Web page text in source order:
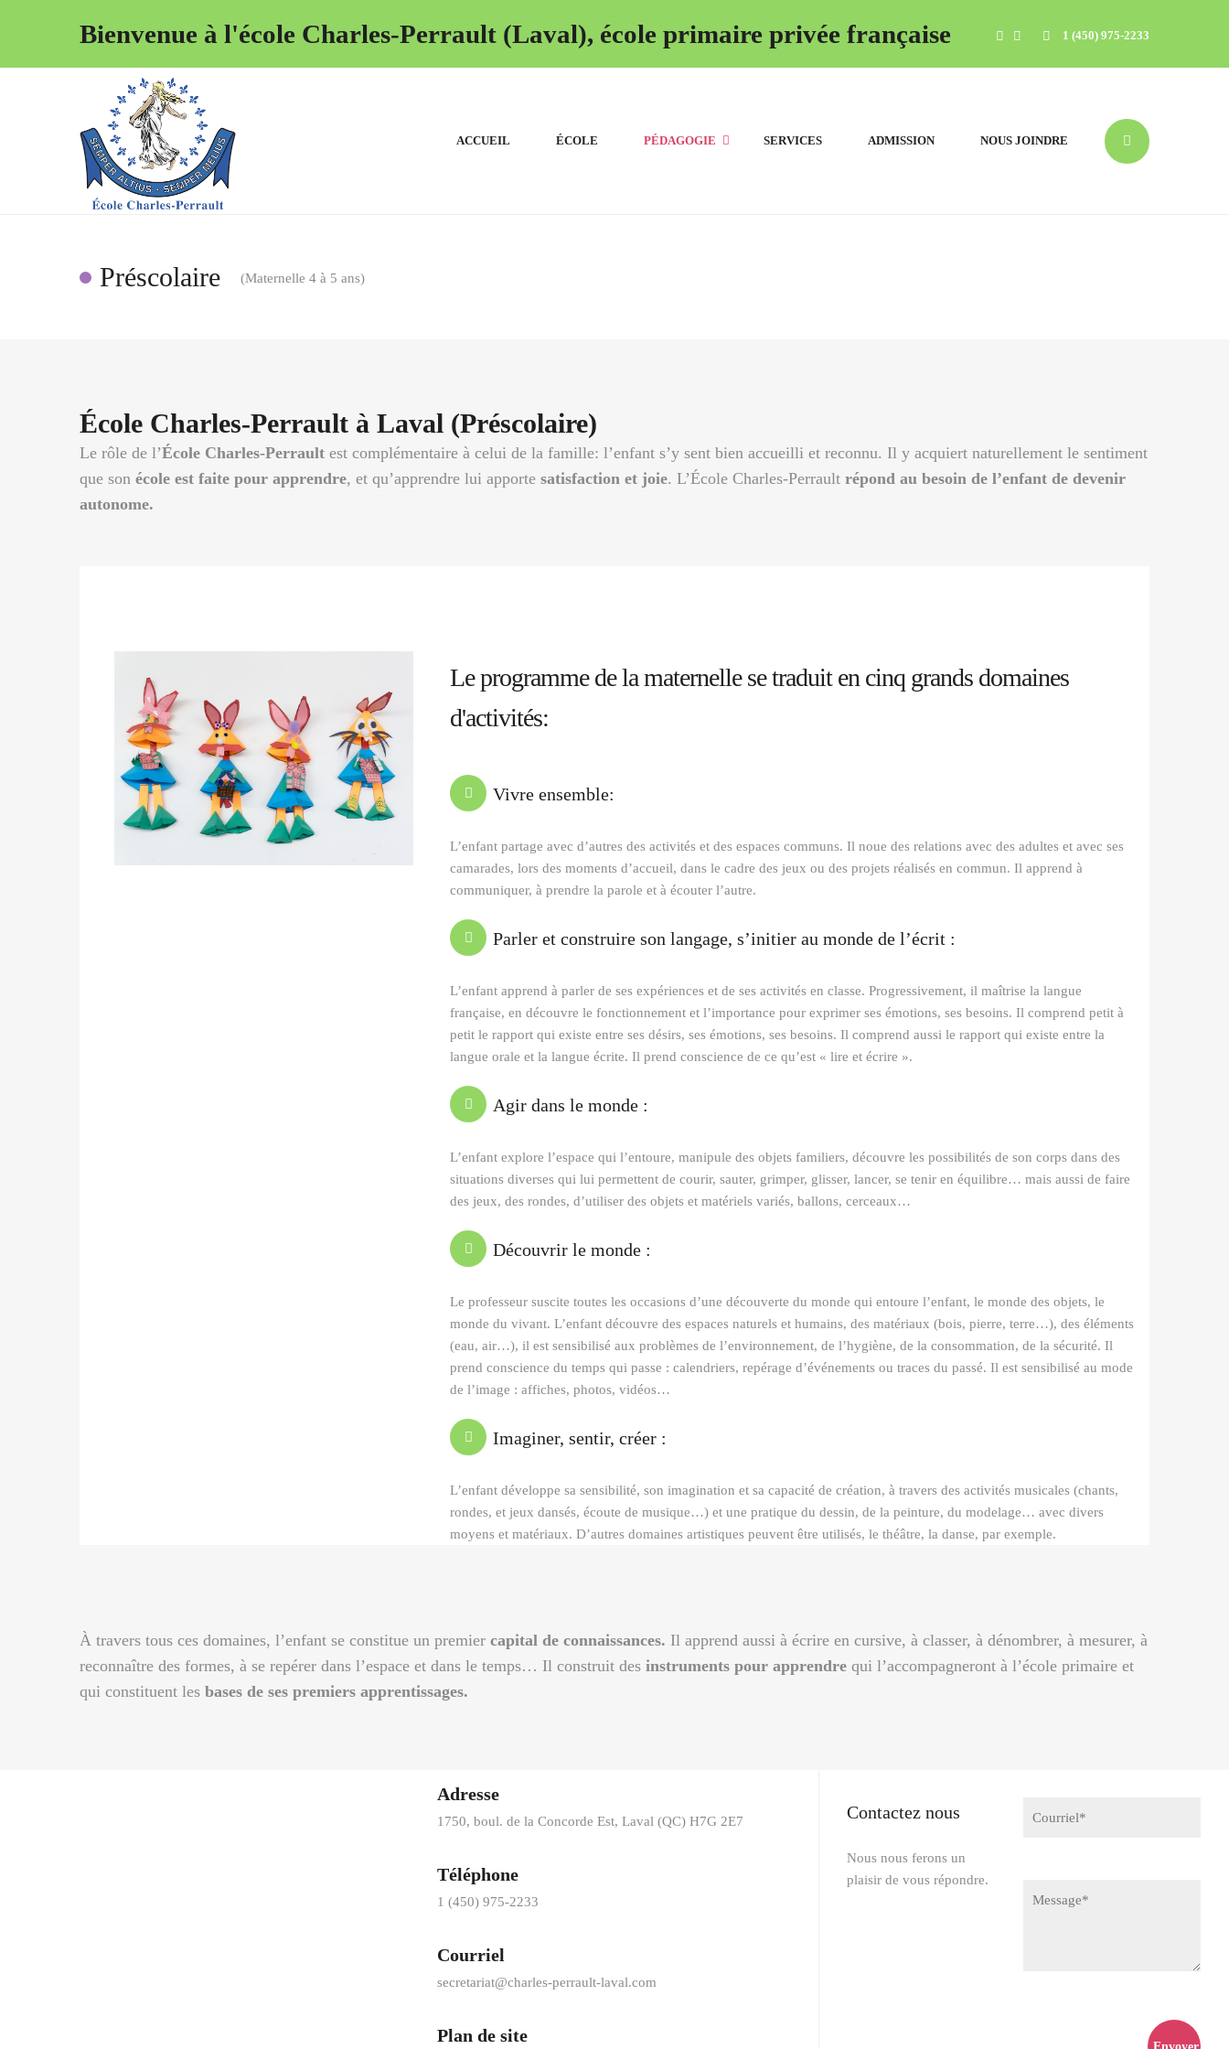
Bienvenue à l'école Charles-Perrault (Laval), école primaire privée française 1 (450) 975-2233
ACCUEIL ÉCOLE PÉDAGOGIE SERVICES ADMISSION NOUS JOINDRE
Préscolaire (Maternelle 4 à 5 ans)
École Charles-Perrault à Laval (Préscolaire)
Le rôle de l’École Charles-Perrault est complémentaire à celui de la famille: l’enfant s’y sent bien accueilli et reconnu. Il y acquiert naturellement le sentiment
que son école est faite pour apprendre, et qu’apprendre lui apporte satisfaction et joie. L’École Charles-Perrault répond au besoin de l’enfant de devenir
autonome.
Le programme de la maternelle se traduit en cinq grands domaines
d'activités:
Vivre ensemble:
L’enfant partage avec d’autres des activités et des espaces communs. Il noue des relations avec des adultes et avec ses
camarades, lors des moments d’accueil, dans le cadre des jeux ou des projets réalisés en commun. Il apprend à
communiquer, à prendre la parole et à écouter l’autre.
Parler et construire son langage, s’initier au monde de l’écrit :
L’enfant apprend à parler de ses expériences et de ses activités en classe. Progressivement, il maîtrise la langue
française, en découvre le fonctionnement et l’importance pour exprimer ses émotions, ses besoins. Il comprend petit à
petit le rapport qui existe entre ses désirs, ses émotions, ses besoins. Il comprend aussi le rapport qui existe entre la
langue orale et la langue écrite. Il prend conscience de ce qu’est « lire et écrire ».
Agir dans le monde :
L’enfant explore l’espace qui l’entoure, manipule des objets familiers, découvre les possibilités de son corps dans des
situations diverses qui lui permettent de courir, sauter, grimper, glisser, lancer, se tenir en équilibre… mais aussi de faire
des jeux, des rondes, d’utiliser des objets et matériels variés, ballons, cerceaux…
Découvrir le monde :
Le professeur suscite toutes les occasions d’une découverte du monde qui entoure l’enfant, le monde des objets, le
monde du vivant. L’enfant découvre des espaces naturels et humains, des matériaux (bois, pierre, terre…), des éléments
(eau, air…), il est sensibilisé aux problèmes de l’environnement, de l’hygiène, de la consommation, de la sécurité. Il
prend conscience du temps qui passe : calendriers, repérage d’événements ou traces du passé. Il est sensibilisé au mode
de l’image : affiches, photos, vidéos…
Imaginer, sentir, créer :
L’enfant développe sa sensibilité, son imagination et sa capacité de création, à travers des activités musicales (chants,
rondes, et jeux dansés, écoute de musique…) et une pratique du dessin, de la peinture, du modelage… avec divers
moyens et matériaux. D’autres domaines artistiques peuvent être utilisés, le théâtre, la danse, par exemple.
À travers tous ces domaines, l’enfant se constitue un premier capital de connaissances. Il apprend aussi à écrire en cursive, à classer, à dénombrer, à mesurer, à
reconnaître des formes, à se repérer dans l’espace et dans le temps… Il construit des instruments pour apprendre qui l’accompagneront à l’école primaire et
qui constituent les bases de ses premiers apprentissages.
Adresse
1750, boul. de la Concorde Est, Laval (QC) H7G 2E7
Téléphone
1 (450) 975-2233
Courriel
secretariat@charles-perrault-laval.com
Plan de site
Contactez nous
Nous nous ferons un
plaisir de vous répondre.